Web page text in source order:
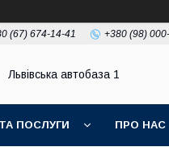
(67) 674-14-41 +380 (98)
Львівська автобаза 1
ПОСЛУГИ ПРО НАС